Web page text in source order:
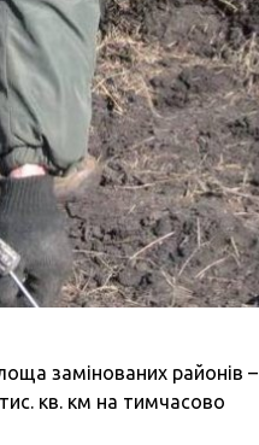
замінованих районів –
кв. км на тимчасово